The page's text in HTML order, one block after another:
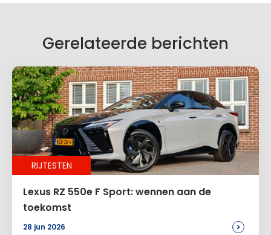
Naam*
E-mail *
Gerelateerde berichten
RIJTESTEN
Lexus RZ 550e F Sport: wennen aan de
toekomst
28 jun 2026 >